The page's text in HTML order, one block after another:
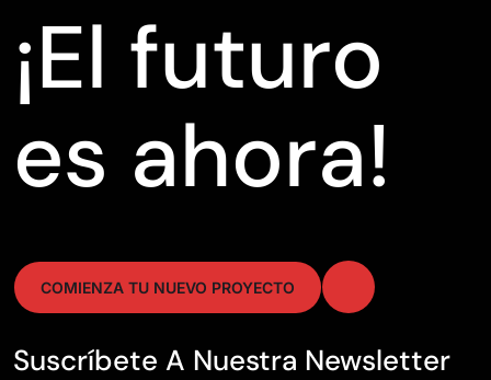
¡El futuro
es ahora!
COMIENZA TU NUEVO PROYECTO
Suscríbete A Nuestra Newsletter